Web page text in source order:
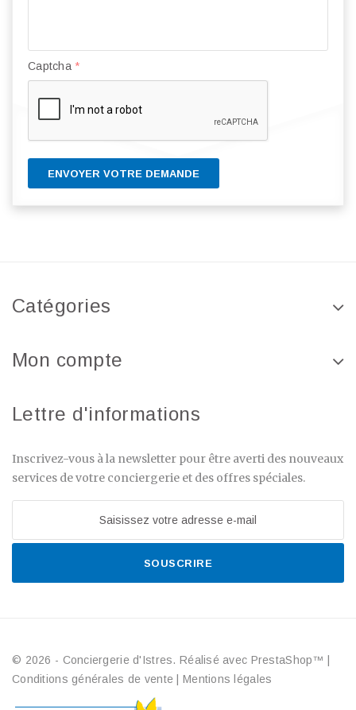
Captcha *
ENVOYER VOTRE DEMANDE
Catégories
Mon compte
Lettre d'informations
Inscrivez-vous à la newsletter pour être averti des nouveaux
services de votre conciergerie et des offres spéciales.
SOUSCRIRE
© 2026 - Conciergerie d'Istres. Réalisé avec PrestaShop™
Conditions générales de vente
Mentions légales